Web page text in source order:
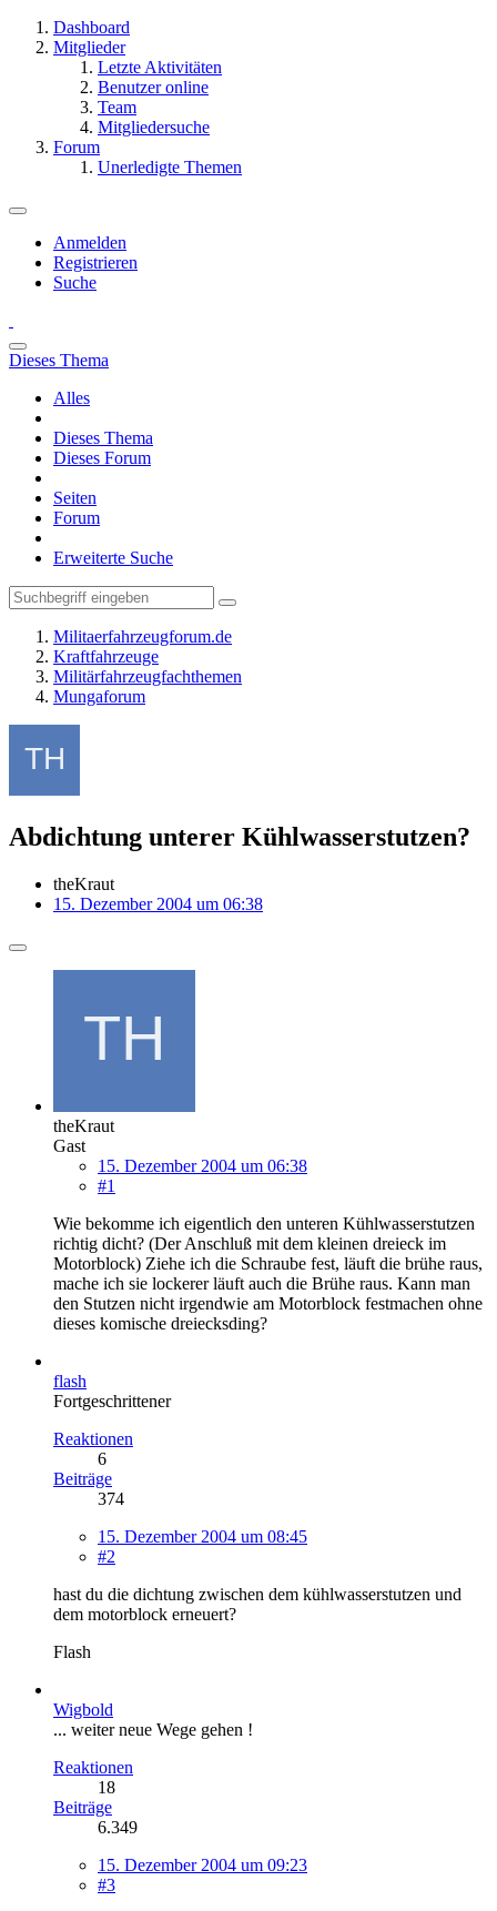
Dashboard
Mitglieder
Letzte Aktivitäten
Benutzer online
Team
Mitgliedersuche
Forum
Unerledigte Themen
Anmelden
Registrieren
Suche
Dieses Thema
Alles
Dieses Thema
Dieses Forum
Seiten
Forum
Erweiterte Suche
Militaerfahrzeugforum.de
Kraftfahrzeuge
Militärfahrzeugfachthemen
Mungaforum
Abdichtung unterer Kühlwasserstutzen?
theKraut
15. Dezember 2004 um 06:38
theKraut
Gast
15. Dezember 2004 um 06:38
#1
Wie bekomme ich eigentlich den unteren Kühlwasserstutzen
richtig dicht? (Der Anschluß mit dem kleinen dreieck im
Motorblock) Ziehe ich die Schraube fest, läuft die brühe raus,
mache ich sie lockerer läuft auch die Brühe raus. Kann man
den Stutzen nicht irgendwie am Motorblock festmachen ohne
dieses komische dreiecksding?
flash
Fortgeschrittener
Reaktionen
6
Beiträge
374
15. Dezember 2004 um 08:45
#2
hast du die dichtung zwischen dem kühlwasserstutzen und
dem motorblock erneuert?
Flash
Wigbold
... weiter neue Wege gehen !
Reaktionen
18
Beiträge
6.349
15. Dezember 2004 um 09:23
#3